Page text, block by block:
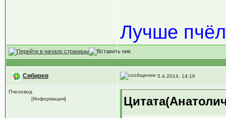
Лучше
Сибирев 5.4.2014, 14:16
Пчеловод
[Информация]